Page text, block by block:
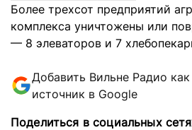
Более трехсот предприятий
комплекса уничтожены или
— 8 элеваторов и 7
Добавить Вильне Радио
источник в Google
Поделиться в социальных